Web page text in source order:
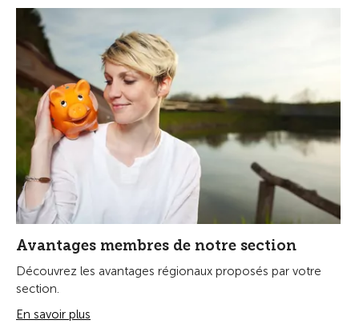
Avantages membres de notre section
Découvrez les avantages régionaux proposés par votre
section.
En savoir plus